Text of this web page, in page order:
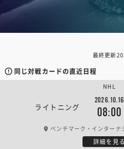
最終更新
同じ対戦カードの直近日程
ライトニング
2026.10.16
08:00
NHL
ベンチマーク・インターナ
詳細を見る